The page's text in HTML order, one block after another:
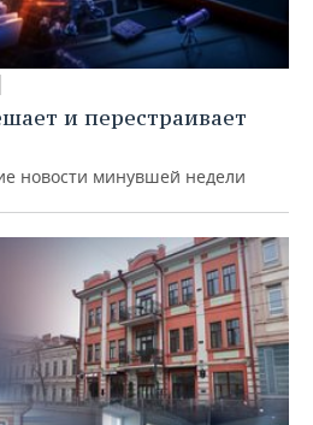
и перестраивает
новости минувшей недели